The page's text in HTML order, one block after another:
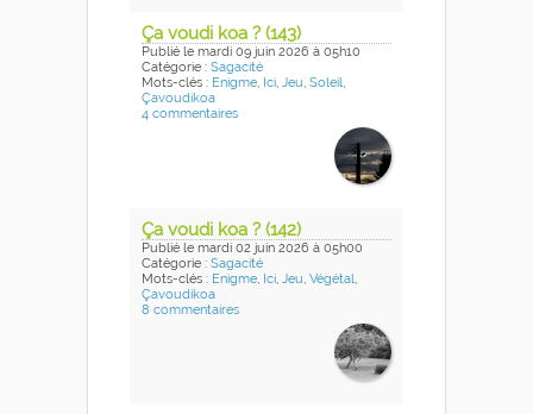
Ça voudi koa ? (143)
Publié le mardi 09 juin 2026 à 05h10
Catégorie : Sagacité
Mots-clés : Enigme, Ici, Jeu, Soleil,
Çavoudikoa
4 commentaires
Ça voudi koa ? (142)
Publié le mardi 02 juin 2026 à 05h00
Catégorie : Sagacité
Mots-clés : Enigme, Ici, Jeu, Végétal,
Çavoudikoa
8 commentaires